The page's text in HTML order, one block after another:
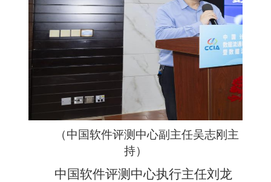
（中国软件评测中心副主任吴志刚主
持）
中国软件评测中心执行主任刘龙